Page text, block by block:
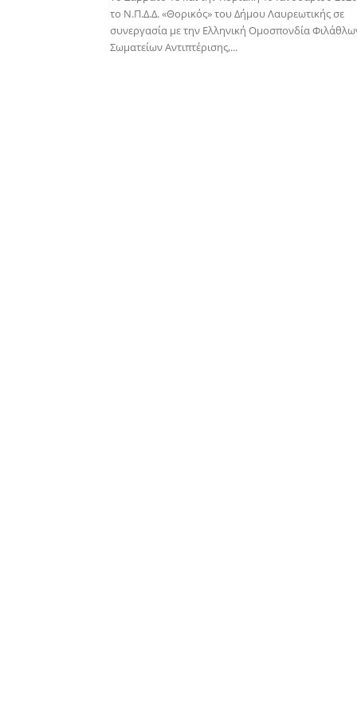
το Ν.Π.Δ.Δ. «Θορικός» του Δήμου Λαυρεωτικής σε
συνεργασία με την Ελληνική Ομοσπονδία
Σωματείων Αντιπτέρισης,...